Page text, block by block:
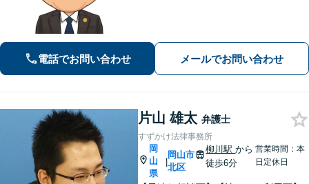
電話でお問い合わせ メールでお問い合わせ
片山 雄太 弁護士
すずかけ法律事務所
岡
山
県
|
岡山市
北区
柳川駅から
徒歩6分
営業時間：本
日定休日